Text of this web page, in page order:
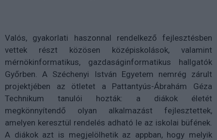
Valós, gyakorlati haszonnal rendelkező fejlesztésben
vettek részt közösen középiskolások, valamint
mérnökinformatikus, gazdaságinformatikus hallgatók
Győrben. A Széchenyi István Egyetem nemrég zárult
projektjében az ötletet a Pattantyús-Ábrahám Géza
Technikum tanulói hozták: a diákok életét
megkönnyítendő olyan alkalmazást fejlesztettek,
amelyen keresztül rendelés adható le az iskolai büfének.
A diákok azt is megjelölhetik az appban, hogy melyik